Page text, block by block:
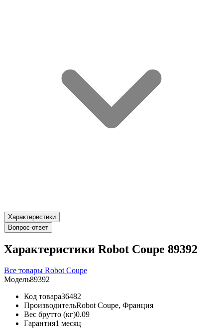
Характеристики
Вопрос-ответ
Характеристики Robot Coupe 89392
Все товары Robot Coupe
Модель89392
Код товара36482
ПроизводительRobot Coupe, Франция
Вес брутто (кг)0.09
Гарантия1 месяц